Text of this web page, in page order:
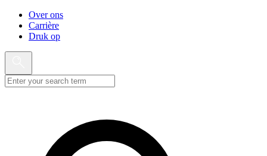
Over ons
Carrière
Druk op